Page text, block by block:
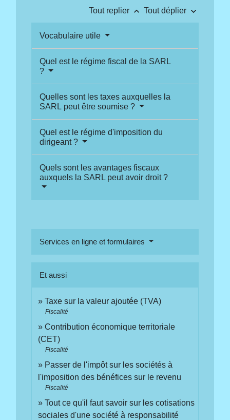
Tout replier keyboard_arrow_up Tout déplier keyboard_arrow_down
Vocabulaire utile
Quel est le régime fiscal de la SARL
?
Quelles sont les taxes auxquelles la
SARL peut être soumise ?
Quel est le régime d'imposition du
dirigeant ?
Quels sont les avantages fiscaux
auxquels la SARL peut avoir droit ?
Services en ligne et formulaires
Et aussi
Taxe sur la valeur ajoutée (TVA)
Fiscalité
Contribution économique territoriale
(CET)
Fiscalité
Passer de l'impôt sur les sociétés à
l'imposition des bénéfices sur le revenu
Fiscalité
Tout ce qu'il faut savoir sur les cotisations
sociales d'une société à responsabilité